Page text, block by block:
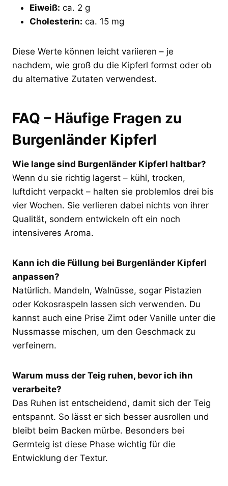
Eiweiß: ca. 2 g
Cholesterin: ca. 15 mg
Diese Werte können leicht variieren – je
nachdem, wie groß du die Kipferl formst oder ob
du alternative Zutaten verwendest.
FAQ – Häufige Fragen zu
Burgenländer Kipferl
Wie lange sind Burgenländer Kipferl haltbar?
Wenn du sie richtig lagerst – kühl, trocken,
luftdicht verpackt – halten sie problemlos drei bis
vier Wochen. Sie verlieren dabei nichts von ihrer
Qualität, sondern entwickeln oft ein noch
intensiveres Aroma.
Kann ich die Füllung bei Burgenländer Kipferl
anpassen?
Natürlich. Mandeln, Walnüsse, sogar Pistazien
oder Kokosraspeln lassen sich verwenden. Du
kannst auch eine Prise Zimt oder Vanille unter die
Nussmasse mischen, um den Geschmack zu
verfeinern.
Warum muss der Teig ruhen, bevor ich ihn
verarbeite?
Das Ruhen ist entscheidend, damit sich der Teig
entspannt. So lässt er sich besser ausrollen und
bleibt beim Backen mürbe. Besonders bei
Germteig ist diese Phase wichtig für die
Entwicklung der Textur.